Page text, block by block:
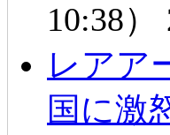
10:38）
レアア
国に激